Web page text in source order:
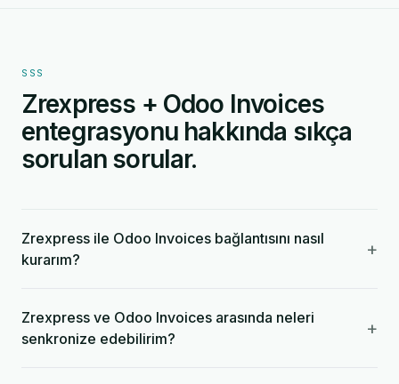
SSS
Zrexpress + Odoo Invoices
entegrasyonu hakkında sıkça
sorulan sorular.
Zrexpress ile Odoo Invoices bağlantısını nasıl
kurarım?
+
Zrexpress ve Odoo Invoices arasında neleri
senkronize edebilirim?
+